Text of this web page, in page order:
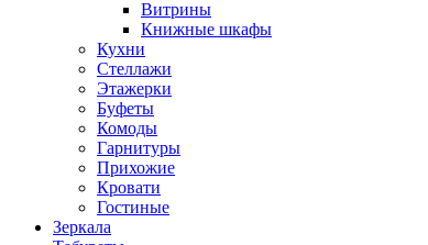
Витрины
Книжные шкафы
Кухни
Стеллажи
Этажерки
Буфеты
Комоды
Гарнитуры
Прихожие
Кровати
Гостиные
Зеркала